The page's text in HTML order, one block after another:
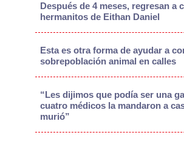
Después de 4 meses, regresan a
hermanitos de Eithan Daniel
Esta es otra forma de ayudar a
sobrepoblación animal en calles
“Les dijimos que podía ser una
cuatro médicos la mandaron a
murió”